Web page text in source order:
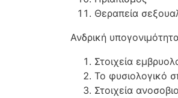
Θεραπεία
Ανδρική
Στοιχεία
Το φυσιολογικό
Στοιχεία